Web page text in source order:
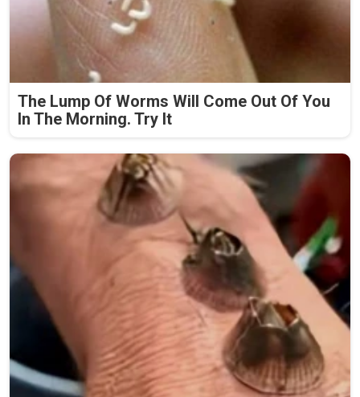
The Lump Of Worms Will Come Out Of You
In The Morning. Try It